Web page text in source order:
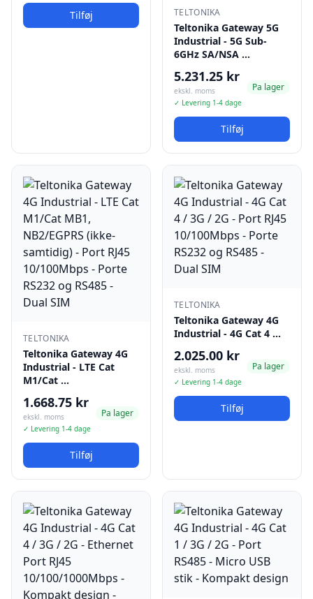
Tilføj TELTONIKA
Teltonika Gateway 5G
Industrial - 5G Sub-
6GHz SA/NSA …
5.231.25 kr
ekskl. moms
✓ Levering 1-4 dage
Pa lager
Tilføj
TELTONIKA
Teltonika Gateway 4G
Industrial - LTE Cat
M1/Cat …
1.668.75 kr
ekskl. moms
✓ Levering 1-4 dage
Pa lager
Tilføj
TELTONIKA
Teltonika Gateway 4G
Industrial - 4G Cat 4 …
2.025.00 kr
ekskl. moms
✓ Levering 1-4 dage
Pa lager
Tilføj